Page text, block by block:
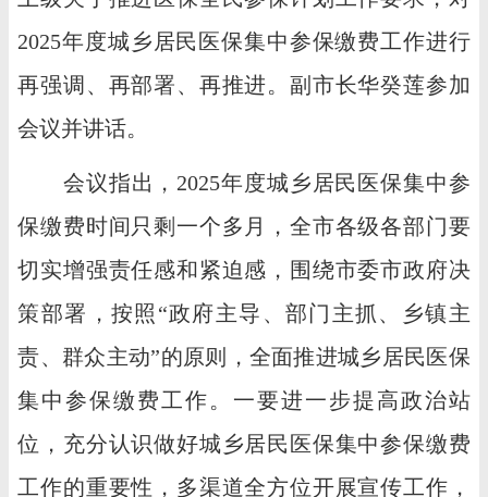
2025年度城乡居民医保集中参保缴费工作进行
再强调、再部署、再推进。副市长华癸莲参加
会议并讲话。
会议指出，2025年度城乡居民医保集中参
保缴费时间只剩一个多月，全市各级各部门要
切实增强责任感和紧迫感，围绕市委市政府决
策部署，按照“政府主导、部门主抓、乡镇主
责、群众主动”的原则，全面推进城乡居民医保
集中参保缴费工作。一要进一步提高政治站
位，充分认识做好城乡居民医保集中参保缴费
工作的重要性，多渠道全方位开展宣传工作，